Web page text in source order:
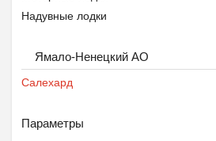
Надувные лодки
Ямало-Ненецкий АО
Салехард
Параметры